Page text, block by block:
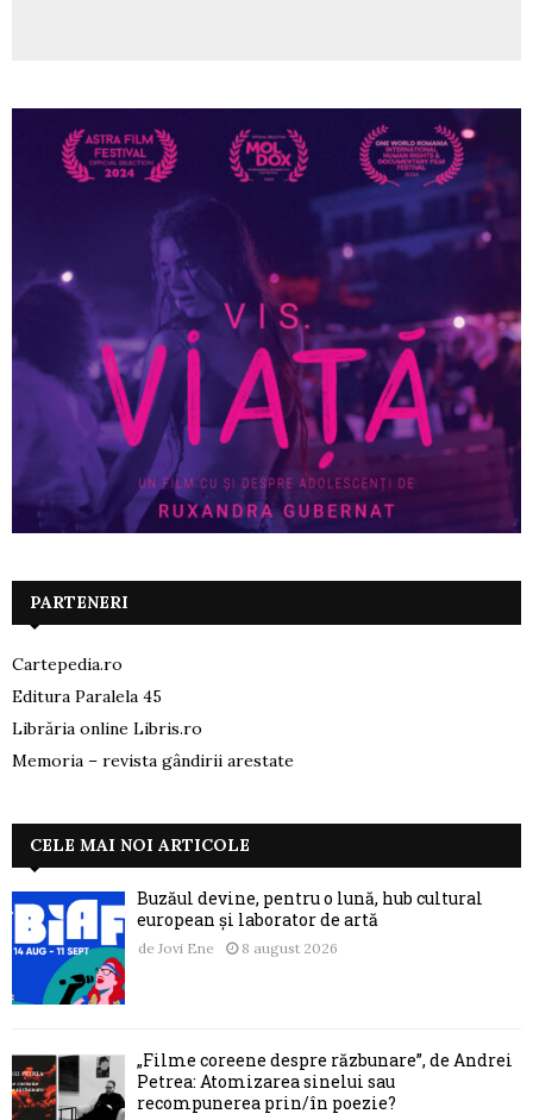
PARTENERI
Cartepedia.ro
Editura Paralela 45
Librăria online Libris.ro
Memoria – revista gândirii arestate
CELE MAI NOI ARTICOLE
Buzăul devine, pentru o lună, hub cultural
european și laborator de artă
de Jovi Ene 8 august 2026
„Filme coreene despre răzbunare”, de Andrei
Petrea: Atomizarea sinelui sau
recompunerea prin/în poezie?